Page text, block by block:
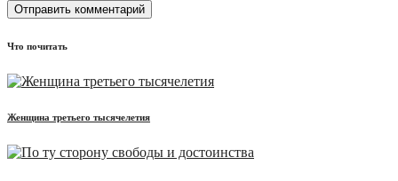
Что почитать
Женщина третьего тысячелетия